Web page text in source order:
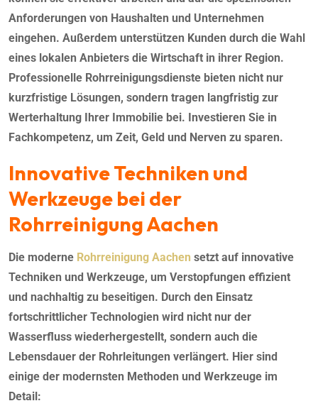
Anforderungen von Haushalten und Unternehmen
eingehen. Außerdem unterstützen Kunden durch die Wahl
eines lokalen Anbieters die Wirtschaft in ihrer Region.
Professionelle Rohrreinigungsdienste bieten nicht nur
kurzfristige Lösungen, sondern tragen langfristig zur
Werterhaltung Ihrer Immobilie bei. Investieren Sie in
Fachkompetenz, um Zeit, Geld und Nerven zu sparen.
Innovative Techniken und
Werkzeuge bei der
Rohrreinigung Aachen
Die moderne Rohrreinigung Aachen setzt auf innovative
Techniken und Werkzeuge, um Verstopfungen effizient
und nachhaltig zu beseitigen. Durch den Einsatz
fortschrittlicher Technologien wird nicht nur der
Wasserfluss wiederhergestellt, sondern auch die
Lebensdauer der Rohrleitungen verlängert. Hier sind
einige der modernsten Methoden und Werkzeuge im
Detail: